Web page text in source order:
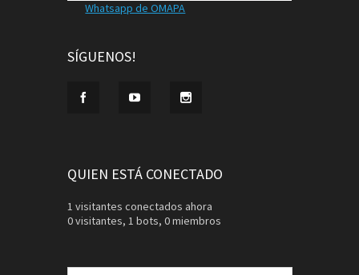
Whatsapp de OMAPA
SÍGUENOS!
QUIEN ESTÁ CONECTADO
1 visitantes conectados ahora
0 visitantes, 1 bots, 0 miembros
Buscar: